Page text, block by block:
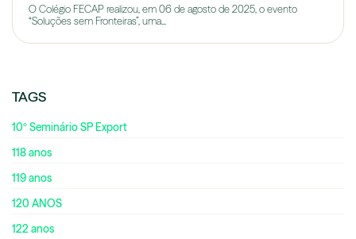
O Colégio FECAP realizou, em 06 de agosto de 2025, o evento
“Soluções sem Fronteiras”, uma...
TAGS
10º Seminário SP Export
118 anos
119 anos
120 ANOS
122 anos